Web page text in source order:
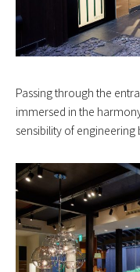
Passing through the
immersed in the
sensibility of engineering